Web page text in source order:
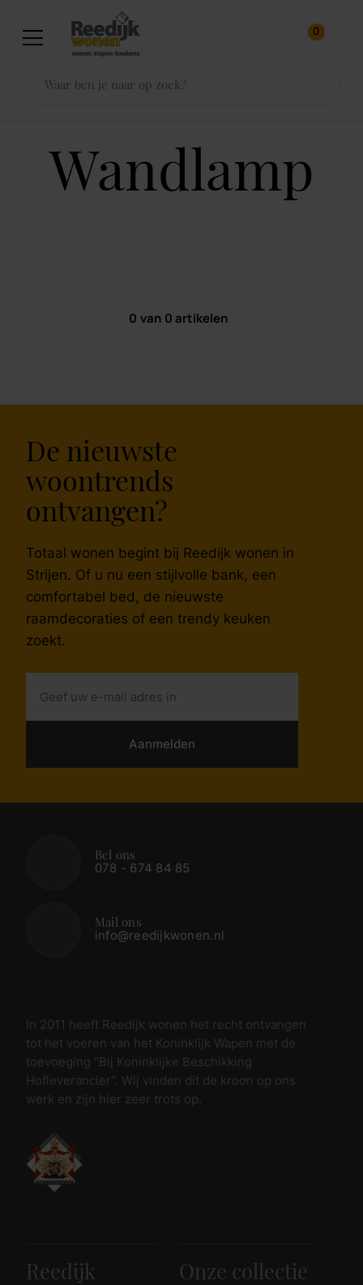
0
wandlamp
0 van 0 artikelen
De nieuwste
woontrends
ontvangen?
Totaal wonen begint bij Reedijk wonen in
Strijen. Of u nu een stijlvolle bank, een
comfortabel bed, de nieuwste
raamdecoraties of een trendy keuken
zoekt.
Aanmelden
Bel ons
078 - 674 84 85
Mail ons
info@reedijkwonen.nl
In 2011 heeft Reedijk wonen het recht ontvangen
tot het voeren van het Koninklijk Wapen met de
toevoeging “Bij Koninklijke Beschikking
Hofleverancier”. Wij vinden dit de kroon op ons
werk en zijn hier zeer trots op.
Reedijk
Onze collectie